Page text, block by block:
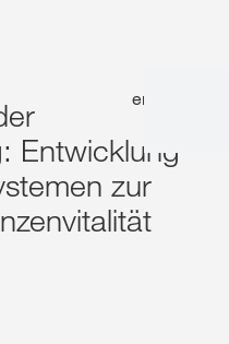
en
Entwicklung
zur